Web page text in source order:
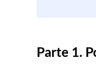
Parte 1.